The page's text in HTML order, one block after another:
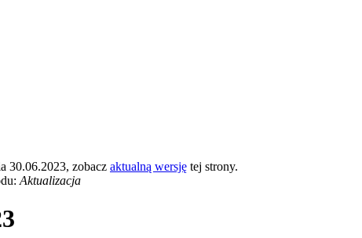
30.06.2023, zobacz aktualną wersję tej strony.
Aktualizacja